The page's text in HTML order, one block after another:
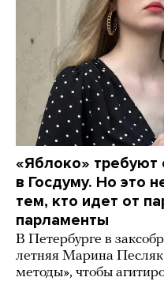
«Яблоко» требуют
в Госдуму. Но это
тем, кто идет от
парламенты
В Петербурге в
летняя Марина
методы», чтобы